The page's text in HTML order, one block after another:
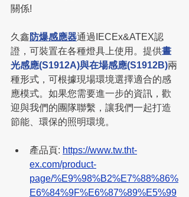
關係!
久鑫 防爆感應器通過IECEx&ATEX認
證，可裝置在各種燈具上使用。提供晝
光感應(S1912A)與在場感應(S1912B)兩
種形式，可根據現場環境選擇適合的感
應模式。如果您需要進一步的資訊，歡
迎與我們的團隊聯繫，讓我們一起打造
節能、環保的照明環境。
產品頁: https://www.tw.tht-
ex.com/product-
page/%E9%98%B2%E7%88%86%
E6%84%9F%E6%87%89%E5%99